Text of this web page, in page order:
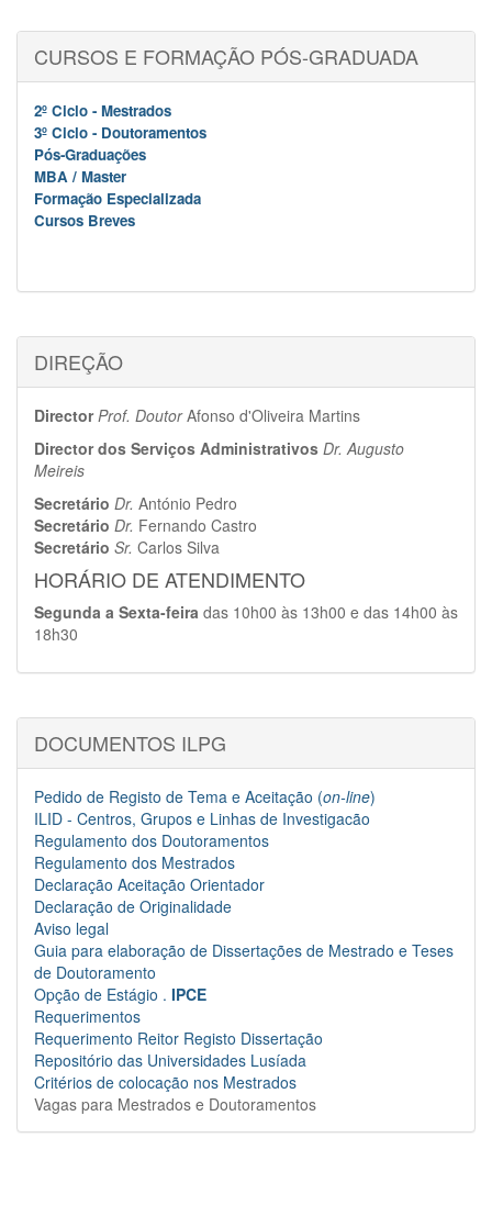
CURSOS E FORMAÇÃO PÓS-GRADUADA
2º Ciclo - Mestrados
3º Ciclo - Doutoramentos
Pós-Graduações
MBA / Master
Formação Especializada
Cursos Breves
DIREÇÃO
Director Prof. DoutorAfonso d'Oliveira Martins
Director dos Serviços Administrativos Dr. Augusto
Meireis
Secretário Dr. António Pedro
Secretário Dr. Fernando Castro
Secretário Sr. Carlos Silva
HORÁRIO DE ATENDIMENTO
Segunda a Sexta-feira das 10h00 às 13h00 e das 14h00 às
18h30
DOCUMENTOS ILPG
Pedido de Registo de Tema e Aceitação (on-line)
ILID - Centros, Grupos e Linhas de Investigacão
Regulamento dos Doutoramentos
Regulamento dos Mestrados
Declaração Aceitação Orientador
Declaração de Originalidade
Aviso legal
Guia para elaboração de Dissertações de Mestrado e Teses
de Doutoramento
Opção de Estágio . IPCE
Requerimentos
Requerimento Reitor Registo Dissertação
Repositório das Universidades Lusíada
Critérios de colocação nos Mestrados
Vagas para Mestrados e Doutoramentos